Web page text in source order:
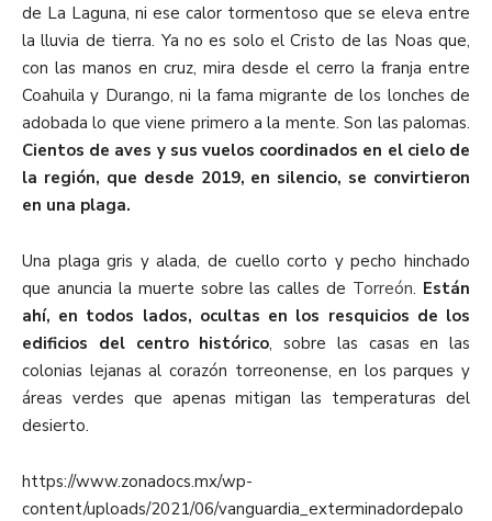
de La Laguna, ni ese calor tormentoso que se eleva entre
la lluvia de tierra. Ya no es solo el Cristo de las Noas que,
con las manos en cruz, mira desde el cerro la franja entre
Coahuila y Durango, ni la fama migrante de los lonches de
adobada lo que viene primero a la mente. Son las palomas.
Cientos de aves y sus vuelos coordinados en el cielo de
la región, que desde 2019, en silencio, se convirtieron
en una plaga.
Una plaga gris y alada, de cuello corto y pecho hinchado
que anuncia la muerte sobre las calles de Torreón. Están
ahí, en todos lados, ocultas en los resquicios de los
edificios del centro histórico, sobre las casas en las
colonias lejanas al corazón torreonense, en los parques y
áreas verdes que apenas mitigan las temperaturas del
desierto.
https://www.zonadocs.mx/wp-
content/uploads/2021/06/vanguardia_exterminadordepalo